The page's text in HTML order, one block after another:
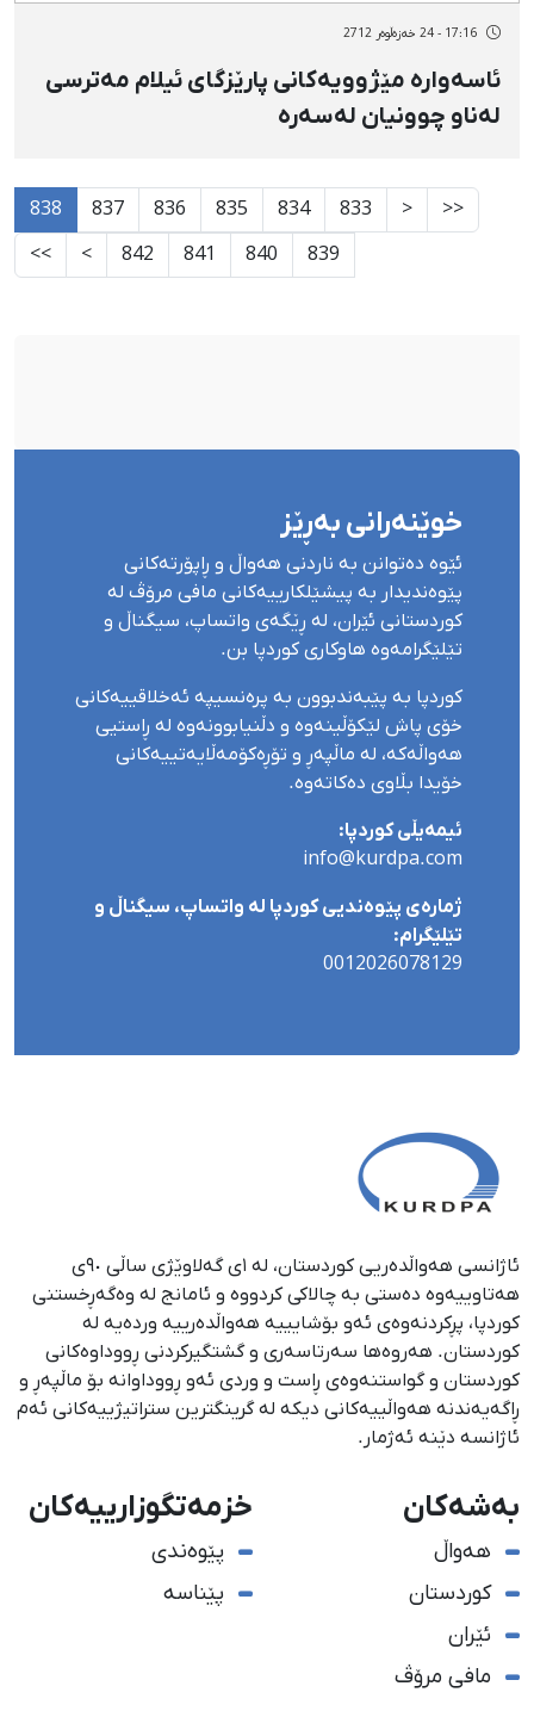
17:16 - 24 خەزەڵوەر 2712
ئاسەوارە مێژوویەکانی پارێزگای ئیلام مەترسی
لەناو چوونیان لەسەرە
<<
<
833
834
835
836
837
838
839
840
841
842
>
>>
خوێنەرانی بەڕێز
ئێوە دەتوانن بە ناردنی هەواڵ و ڕاپۆرتەکانی
پێوەندیدار بە پیشێلکارییەکانی مافی مرۆڤ لە
کوردستانی ئێران، لە ڕێگەی واتساپ، سیگناڵ و
تێلێگرامەوە هاوکاری کوردپا بن.
کوردپا بە پێبەندبوون بە پرەنسیپە ئەخلاقییەکانی
خۆی پاش لێکۆڵینەوە و دڵنیابوونەوە لە ڕاستیی
هەواڵەکە، لە ماڵپەڕ و تۆڕەکۆمەڵایەتییەکانی
خۆیدا بڵاوی دەکاتەوە.
ئیمەیڵی کوردپا:
info@kurdpa.com
ژمارەی پێوەندیی کوردپا لە واتساپ، سیگناڵ و
تێلێگرام:
0012026078129
ئاژانسی هەواڵدەریی کوردستان، لە ١ی گەلاوێژی ساڵی ٩٠ی
هەتاوییەوە دەستی بە چالاکی کردووە و ئامانج لە وەگەڕخستنی
كوردپا، پڕكردنەوەی ئەو بۆشایییە هەواڵدەرییە وردەیە لە
كوردستان. هەروەها سەرتاسەری و گشتگیركردنی ڕووداوەكانی
كوردستان و گواستنەوەی ڕاست و وردی ئەو ڕووداوانە بۆ ماڵپەڕ و
ڕاگەیەندنە هەواڵییەكانی دیكە لە گرینگترین ستراتیژییەكانی ئەم
ئاژانسە دێنە ئەژمار.
بەشەکان
هەواڵ
کوردستان
ئێران
مافی مرۆڤ
خزمەتگوزارییەکان
پێوەندی
پێناسە